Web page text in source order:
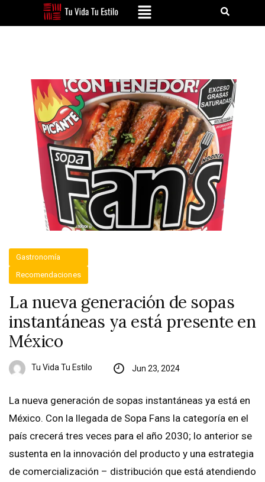
Gastronomía
Recomendaciones
La nueva generación de sopas
instantáneas ya está presente en
México
Tu Vida Tu Estilo Jun 23, 2024
La nueva generación de sopas instantáneas ya está en
México. Con la llegada de Sopa Fans la categoría en el
país crecerá tres veces para el año 2030; lo anterior se
sustenta en la innovación del producto y una estrategia
de comercialización – distribución que está atendiendo